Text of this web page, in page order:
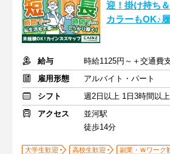
迎！掛け持ち
カラーもOK♪
給与
時給1125円～＋交通費
雇用形態
アルバイト・パート
シフト
週2日以上 1日3時間以上
アクセス
並河駅
徒歩14分
大学生歓迎 高校生歓迎
副業・Ｗワーク